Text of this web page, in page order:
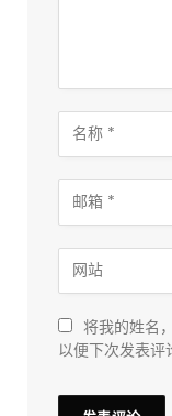
将我的姓名
以便下次发表评